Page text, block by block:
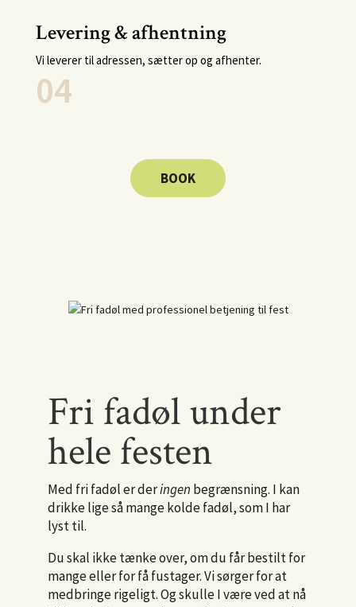
Levering & afhentning
Vi leverer til adressen, sætter op og afhenter.
04
BOOK
Fri fadøl under
hele festen
Med fri fadøl er deringen begrænsning. I kan
drikke lige så mange kolde fadøl, som I har
lyst til.
Du skal ikke tænke over, om du får bestilt for
mange eller for få fustager. Vi sørger for at
medbringe rigeligt. Og skulle I være ved at nå